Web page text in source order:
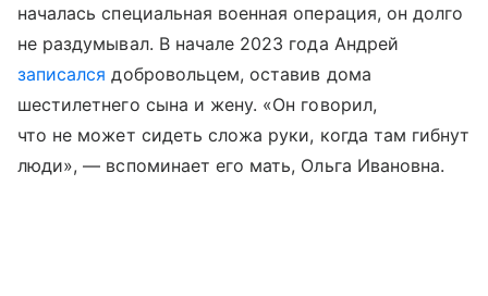
началась специальная военная операция, он долго
не раздумывал. В начале 2023 года Андрей
записался добровольцем, оставив дома
шестилетнего сына и жену. «Он говорил,
что не может сидеть сложа руки, когда там гибнут
люди», — вспоминает его мать, Ольга Ивановна.